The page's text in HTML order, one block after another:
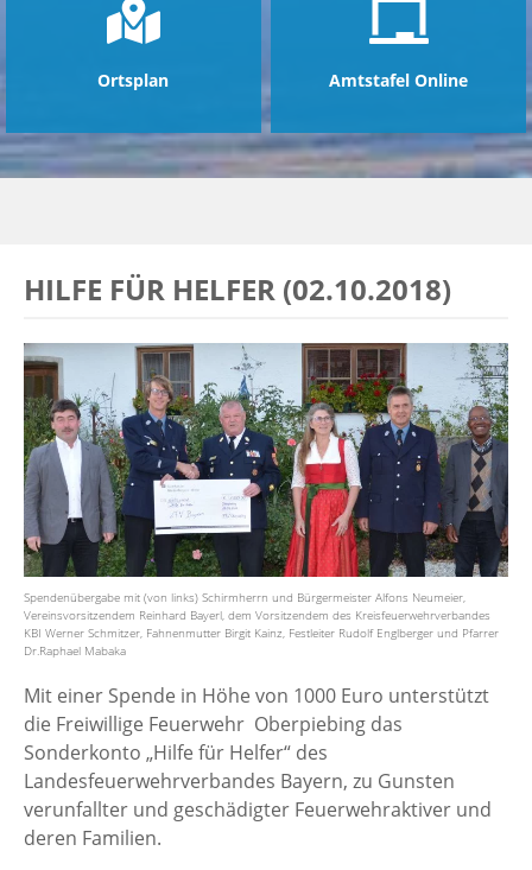
Ortsplan Amtstafel Online
HILFE FÜR HELFER (02.10.2018)
Spendenübergabe mit (von links) Schirmherrn und Bürgermeister Alfons Neumeier,
Vereinsvorsitzendem Reinhard Bayerl, dem Vorsitzendem des Kreisfeuerwehrverbandes
KBI Werner Schmitzer, Fahnenmutter Birgit Kainz, Festleiter Rudolf Englberger und Pfarrer
Dr.Raphael Mabaka
Mit einer Spende in Höhe von 1000 Euro unterstützt
die Freiwillige Feuerwehr Oberpiebing das
Sonderkonto „Hilfe für Helfer“ des
Landesfeuerwehrverbandes Bayern, zu Gunsten
verunfallter und geschädigter Feuerwehraktiver und
deren Familien.